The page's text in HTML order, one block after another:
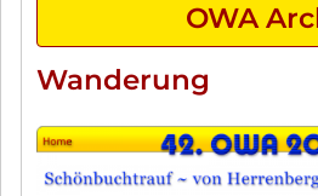
OWA
Wanderung